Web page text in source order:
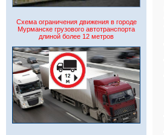
Схема ограничения движения в городе
Мурманске грузового автотранспорта
длиной более 12 метров